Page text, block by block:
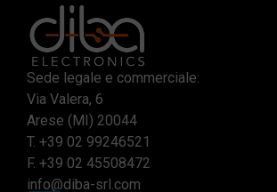
Sede legale e commerciale:
Via Valera, 6
Arese (MI) 20044
T. +39 02 99246521
F. +39 02 45508472
info@diba-srl.com